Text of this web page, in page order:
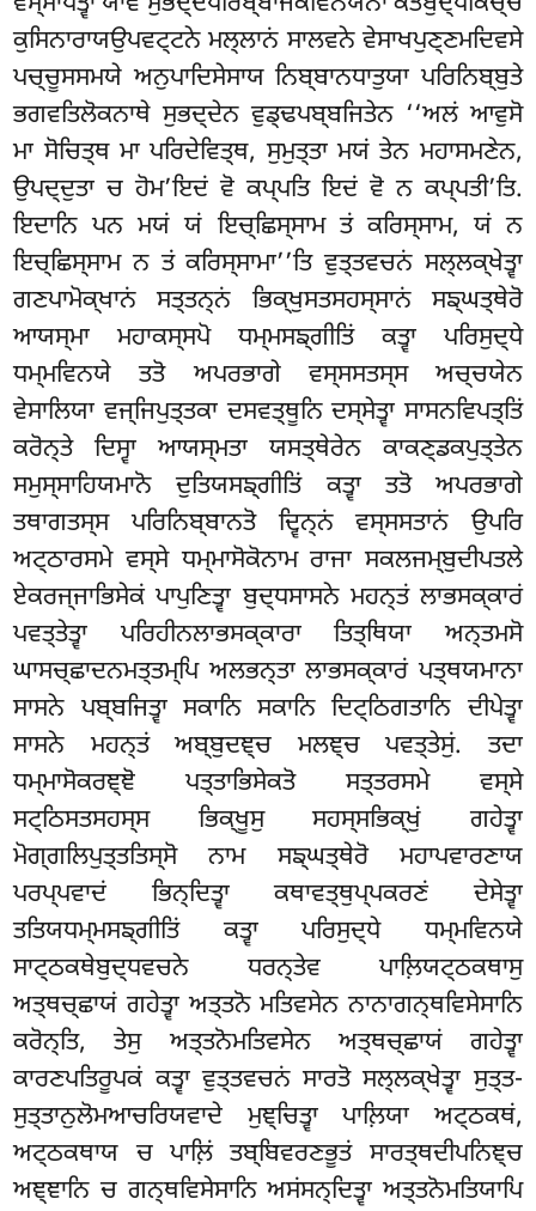
ਕੁਸਿਨਾਰਾਯਉਪਵਟ੍ਟਨੇ ਮਲ੍ਲਾਨਂ ਸਾਲਵਨੇ ਵੇਸਾਖਪੁਣ੍ਣਮਦਿਵਸੇ
ਪਚ੍ਚੂਸਸਮਯੇ ਅਨੁਪਾਦਿਸੇਸਾਯ ਨਿਬ੍ਬਾਨਧਾਤੁਯਾ ਪਰਿਨਿਬ੍ਬੁਤੇ
ਭਗਵਤਿਲੋਕਨਾਥੇ ਸੁਭਦ੍ਦੇਨ ਵੁਡ੍ਢਪਬ੍ਬਜਿਤੇਨ ‘‘ਅਲਂ ਆਵੁਸੋ
ਮਾ ਸੋਚਿਤ੍ਥ ਮਾ ਪਰਿਦੇਵਿਤ੍ਥ, ਸੁਮੁਤ੍ਤਾ ਮਯਂ ਤੇਨ ਮਹਾਸਮਣੇਨ,
ਉਪਦ੍ਦੁਤਾ ਚ ਹੋਮ’ਇਦਂ ਵੋ ਕਪ੍ਪਤਿ ਇਦਂ ਵੋ ਨ ਕਪ੍ਪਤੀ’ਤਿ.
ਇਦਾਨਿ ਪਨ ਮਯਂ ਯਂ ਇਚ੍ਛਿਸ੍ਸਾਮ ਤਂ ਕਰਿਸ੍ਸਾਮ, ਯਂ ਨ
ਇਚ੍ਛਿਸ੍ਸਾਮ ਨ ਤਂ ਕਰਿਸ੍ਸਾਮਾ’’ਤਿ ਵੁਤ੍ਤਵਚਨਂ ਸਲ੍ਲਕ੍ਖੇਤ੍ਵਾ
ਗਣਪਾਮੋਕ੍ਖਾਨਂ ਸਤ੍ਤਨ੍ਨਂ ਭਿਕ੍ਖੁਸਤਸਹਸ੍ਸਾਨਂ ਸਙ੍ਘਤ੍ਥੇਰੋ
ਆਯਸ੍ਮਾ ਮਹਾਕਸ੍ਸਪੋ ਧਮ੍ਮਸਙ੍ਗੀਤਿਂ ਕਤ੍ਵਾ ਪਰਿਸੁਦ੍ਧੇ
ਧਮ੍ਮਵਿਨਯੇ ਤਤੋ ਅਪਰਭਾਗੇ ਵਸ੍ਸਸਤਸ੍ਸ ਅਚ੍ਚਯੇਨ
ਵੇਸਾਲਿਯਾ ਵਜ੍ਜਿਪੁਤ੍ਤਕਾ ਦਸਵਤ੍ਥੂਨਿ ਦਸ੍ਸੇਤ੍ਵਾ ਸਾਸਨਵਿਪਤ੍ਤਿਂ
ਕਰੋਨ੍ਤੇ ਦਿਸ੍ਵਾ ਆਯਸ੍ਮਤਾ ਯਸਤ੍ਥੇਰੇਨ ਕਾਕਣ੍ਡਕਪੁਤ੍ਤੇਨ
ਸਮੁਸ੍ਸਾਹਿਯਮਾਨੋ ਦੁਤਿਯਸਙ੍ਗੀਤਿਂ ਕਤ੍ਵਾ ਤਤੋ ਅਪਰਭਾਗੇ
ਤਥਾਗਤਸ੍ਸ ਪਰਿਨਿਬ੍ਬਾਨਤੋ ਦ੍ਵਿਨ੍ਨਂ ਵਸ੍ਸਸਤਾਨਂ ਉਪਰਿ
ਅਟ੍ਠਾਰਸਮੇ ਵਸ੍ਸੇ ਧਮ੍ਮਾਸੋਕੋਨਾਮ ਰਾਜਾ ਸਕਲਜਮ੍ਬੁਦੀਪਤਲੇ
ਏਕਰਜ੍ਜਾਭਿਸੇਕਂ ਪਾਪੁਣਿਤ੍ਵਾ ਬੁਦ੍ਧਸਾਸਨੇ ਮਹਨ੍ਤਂ ਲਾਭਸਕ੍ਕਾਰਂ
ਪਵਤ੍ਤੇਤ੍ਵਾ ਪਰਿਹੀਨਲਾਭਸਕ੍ਕਾਰਾ ਤਿਤ੍ਥਿਯਾ ਅਨ੍ਤਮਸੋ
ਘਾਸਚ੍ਛਾਦਨਮਤ੍ਤਮ੍ਪਿ ਅਲਭਨ੍ਤਾ ਲਾਭਸਕ੍ਕਾਰਂ ਪਤ੍ਥਯਮਾਨਾ
ਸਾਸਨੇ ਪਬ੍ਬਜਿਤ੍ਵਾ ਸਕਾਨਿ ਸਕਾਨਿ ਦਿਟ੍ਠਿਗਤਾਨਿ ਦੀਪੇਤ੍ਵਾ
ਸਾਸਨੇ ਮਹਨ੍ਤਂ ਅਬ੍ਬੁਦਞ੍ਚ ਮਲਞ੍ਚ ਪਵਤ੍ਤੇਸੁਂ. ਤਦਾ
ਧਮ੍ਮਾਸੋਕਰਞ੍ਞੋ ਪਤ੍ਤਾਭਿਸੇਕਤੋ ਸਤ੍ਤਰਸਮੇ ਵਸ੍ਸੇ
ਸਟ੍ਠਿਸਤਸਹਸ੍ਸ ਭਿਕ੍ਖੂਸੁ ਸਹਸ੍ਸਭਿਕ੍ਖੁਂ ਗਹੇਤ੍ਵਾ
ਮੋਗ੍ਗਲਿਪੁਤ੍ਤਤਿਸ੍ਸੋ ਨਾਮ ਸਙ੍ਘਤ੍ਥੇਰੋ ਮਹਾਪਵਾਰਣਾਯ
ਪਰਪ੍ਪਵਾਦਂ ਭਿਨ੍ਦਿਤ੍ਵਾ ਕਥਾਵਤ੍ਥੁਪ੍ਪਕਰਣਂ ਦੇਸੇਤ੍ਵਾ
ਤਤਿਯਧਮ੍ਮਸਙ੍ਗੀਤਿਂ ਕਤ੍ਵਾ ਪਰਿਸੁਦ੍ਧੇ ਧਮ੍ਮਵਿਨਯੇ
ਸਾਟ੍ਠਕਥੇਬੁਦ੍ਧਵਚਨੇ ਧਰਨ੍ਤੇਵ ਪਾਲ਼ਿਯਟ੍ਠਕਥਾਸੁ
ਅਤ੍ਥਚ੍ਛਾਯਂ ਗਹੇਤ੍ਵਾ ਅਤ੍ਤਨੋ ਮਤਿਵਸੇਨ ਨਾਨਾਗਨ੍ਥਵਿਸੇਸਾਨਿ
ਕਰੋਨ੍ਤਿ, ਤੇਸੁ ਅਤ੍ਤਨੋਮਤਿਵਸੇਨ ਅਤ੍ਥਚ੍ਛਾਯਂ ਗਹੇਤ੍ਵਾ
ਕਾਰਣਪਤਿਰੂਪਕਂ ਕਤ੍ਵਾਵੁਤ੍ਤਵਚਨਂ ਸਾਰਤੋ ਸਲ੍ਲਕ੍ਖੇਤ੍ਵਾ ਸੁਤ੍ਤ-
ਸੁਤ੍ਤਾਨੁਲੋਮਆਚਰਿਯਵਾਦੇ ਮੁਞ੍ਚਿਤ੍ਵਾ ਪਾਲ਼ਿਯਾ ਅਟ੍ਠਕਥਂ,
ਅਟ੍ਠਕਥਾਯ ਚ ਪਾਲ਼ਿਂ ਤਬ੍ਬਿਵਰਣਭੂਤਂ ਸਾਰਤ੍ਥਦੀਪਨਿਞ੍ਚ
ਅਞ੍ਞਾਨਿ ਚ ਗਨ੍ਥਵਿਸੇਸਾਨਿ ਅਸਂਸਨ੍ਦਿਤ੍ਵਾ ਅਤ੍ਤਨੋਮਤਿਯਾਪਿ